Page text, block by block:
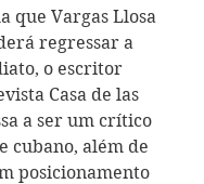
que Vargas Llosa
regressar a
o escritor
Casa de las
a ser um crítico
cubano, além de
posicionamento